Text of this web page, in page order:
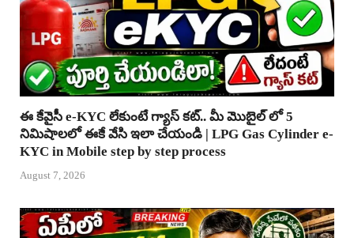
ఈ కేవైసీ e-KYC లేకుంటే గ్యాస్ కట్.. మీ మొబైల్ లో 5
నిమిషాలలో ఈకే వేసి ఇలా చేయండి | LPG Gas Cylinder e-
KYC in Mobile step by step process
August 7, 2026